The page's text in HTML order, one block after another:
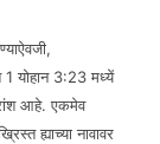
1 योहान 3:23 मध्यें
आहे. एकमेव
ह्याच्या नावावर